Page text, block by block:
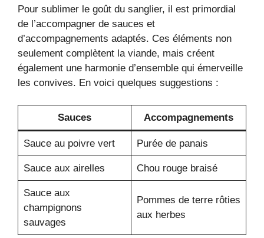
Pour sublimer le goût du sanglier, il est primordial
de l’accompagner de sauces et
d’accompagnements adaptés. Ces éléments non
seulement complètent la viande, mais créent
également une harmonie d’ensemble qui émerveille
les convives. En voici quelques suggestions :
Sauces Accompagnements
Sauce au poivre vert Purée de panais
Sauce aux airelles Chou rouge braisé
Sauce aux
champignons
sauvages
Pommes de terre rôties
aux herbes